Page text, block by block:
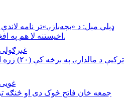
ډېلي مېل: د «بچه‌بازۍ»تر نامه
اخیستنه لا هم په افغانستان کې دوام لري.
۱۰ غبرګولی ۱۴۰۵، ۲۳:۲۴
تركيې د
۲۶ غویی ۱۴۰۵، ۰۷:۲۵